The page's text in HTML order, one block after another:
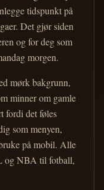
tidspunkt på
Det gjør siden
og for deg som
morgen.
mørk bakgrunn,
minner om gamle
fordi det føles
som menyen,
på mobil. Alle
og NBA til fotball,